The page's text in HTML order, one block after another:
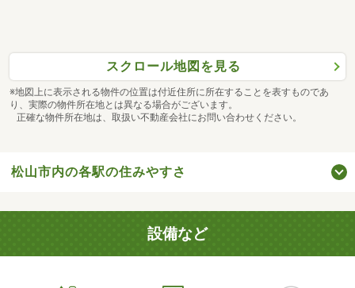
スクロール地図を見る
※地図上に表示される物件の位置は付近住所に所在することを表すものであ
り、実際の物件所在地とは異なる場合がございます。
正確な物件所在地は、取扱い不動産会社にお問い合わせください。
松山市内の各駅の住みやすさ
設備など